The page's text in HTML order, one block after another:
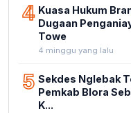
4 Kuasa Hukum
Dugaan
Towe
4 minggu yang lalu
5 Sekdes Nglebak
Pemkab Blora
K...